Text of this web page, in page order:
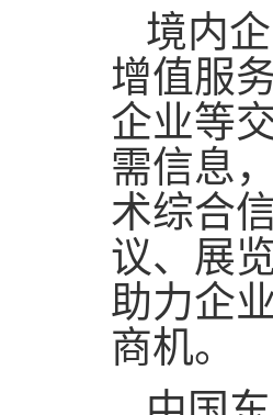
境内
增值服
企业等
需信息
术综合
议、展
助力企
商机。